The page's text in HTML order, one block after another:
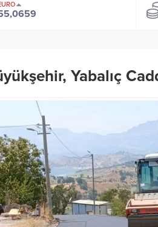
Yabalıç
Geleceğe Yön
Projeler Bir Bir Hayata
Başkan
Gelişim